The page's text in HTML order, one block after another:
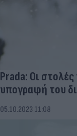
Prada: Οι
υπογραφή του
05.10.2023 11:08